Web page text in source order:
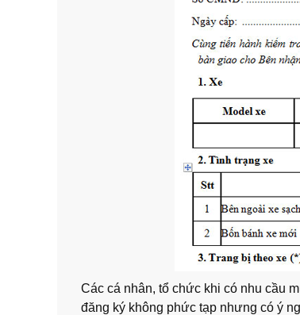
Các cá nhân, tổ chức khi có nhu cầu
đăng ký không phức tạp nhưng có ý